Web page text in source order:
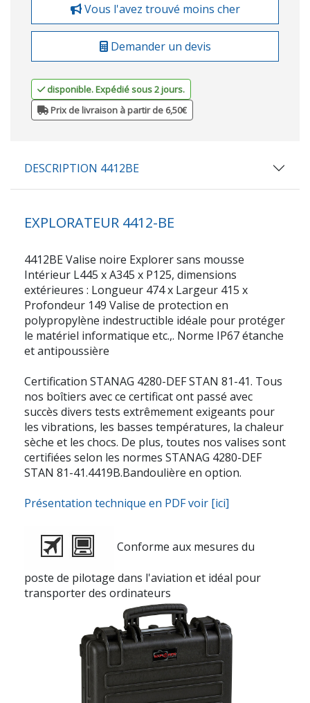
Vous l'avez trouvé moins cher
Demander un devis
disponible. Expédié sous 2 jours.
Prix de livraison à partir de 6,50€
DESCRIPTION 4412BE
EXPLORATEUR 4412-BE
4412BE Valise noire Explorer sans mousse
Intérieur L445 x A345 x P125, dimensions
extérieures : Longueur 474 x Largeur 415 x
Profondeur 149 Valise de protection en
polypropylène indestructible idéale pour protéger
le matériel informatique etc.,. Norme IP67 étanche
et antipoussière
Certification STANAG 4280-DEF STAN 81-41. Tous
nos boîtiers avec ce certificat ont passé avec
succès divers tests extrêmement exigeants pour
les vibrations, les basses températures, la chaleur
sèche et les chocs. De plus, toutes nos valises sont
certifiées selon les normes STANAG 4280-DEF
STAN 81-41.4419B.Bandoulière en option.
Présentation technique en PDF voir [ici]
Conforme aux mesures du
poste de pilotage dans l'aviation et idéal pour
transporter des ordinateurs